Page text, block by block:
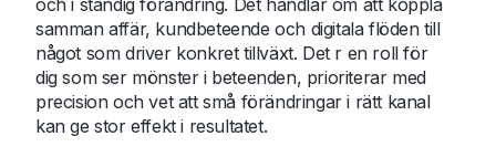
och i ständig förändring. Det handlar om att koppla
samman affär, kundbeteende och digitala flöden till
något som driver konkret tillväxt. Det r en roll för
dig som ser mönster i beteenden, prioriterar med
precision och vet att små förändringar i rätt kanal
kan ge stor effekt i resultatet.